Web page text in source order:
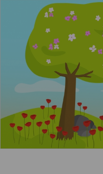
La primavera